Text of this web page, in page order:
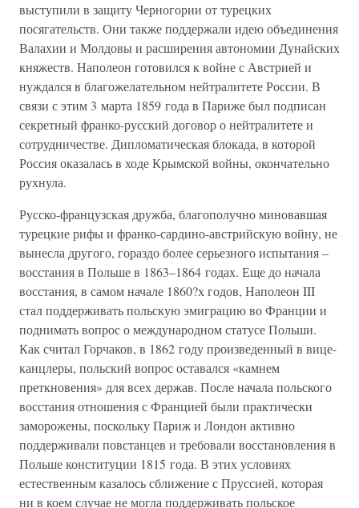
выступили в защиту Черногории от турецких
посягательств. Они также поддержали идею объединения
Валахии и Молдовы и расширения автономии Дунайских
княжеств. Наполеон готовился к войне с Австрией и
нуждался в благожелательном нейтралитете России. В
связи с этим 3 марта 1859 года в Париже был подписан
секретный франко-русский договор о нейтралитете и
сотрудничестве. Дипломатическая блокада, в которой
Россия оказалась в ходе Крымской войны, окончательно
рухнула.
Русско-французская дружба, благополучно миновавшая
турецкие рифы и франко-сардино-австрийскую войну, не
вынесла другого, гораздо более серьезного испытания –
восстания в Польше в 1863–1864 годах. Еще до начала
восстания, в самом начале 1860?х годов, Наполеон III
стал поддерживать польскую эмиграцию во Франции и
поднимать вопрос о международном статусе Польши.
Как считал Горчаков, в 1862 году произведенный в вице-
канцлеры, польский вопрос оставался «камнем
преткновения» для всех держав. После начала польского
восстания отношения с Францией были практически
заморожены, поскольку Париж и Лондон активно
поддерживали повстанцев и требовали восстановления в
Польше конституции 1815 года. В этих условиях
естественным казалось сближение с Пруссией, которая
ни в коем случае не могла поддерживать польское